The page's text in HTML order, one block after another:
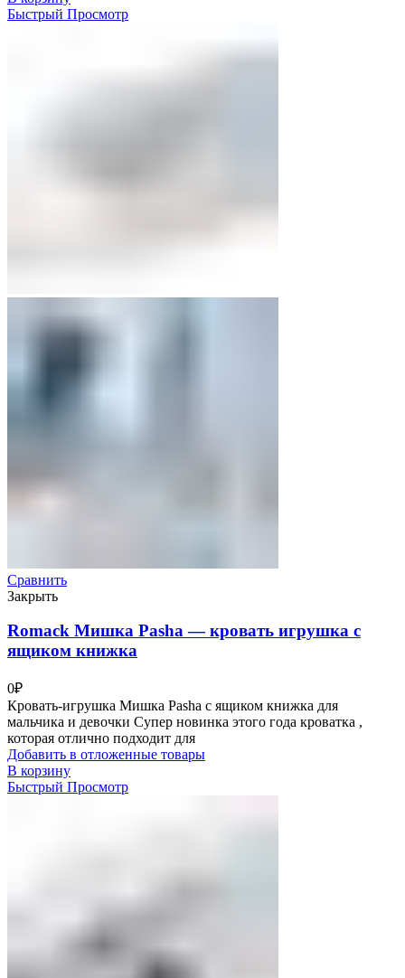
Быстрый Просмотр
Сравнить
Закрыть
Romack Мишка Pasha — кровать игрушка с
ящиком книжка
0₽
Кровать-игрушка Мишка Pasha с ящиком книжка для
мальчика и девочки Супер новинка этого года кроватка ,
которая отлично подходит для
Добавить в отложенные товары
В корзину
Быстрый Просмотр